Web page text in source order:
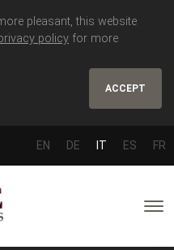
pleasant, this website
policy for more
ACCEPT
EN DE IT ES FR